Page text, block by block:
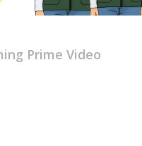
Prime Video